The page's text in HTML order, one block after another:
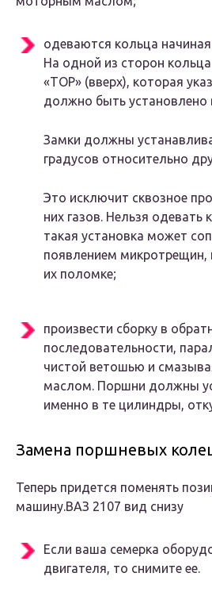
одеваются кольца
На одной из сторон
«ТОР» (вверх), которая
должно быть установлено
Замки должны
градусов относительно
Это исключит сквозное
них газов. Нельзя одевать
такая установка может
появлением микротрещин,
их поломке;
произвести сборку в
последовательности,
чистой ветошью и
маслом. Поршни должны
именно в те цилиндры,
Замена поршневых
Теперь придется поменять
машину.ВАЗ 2107 вид снизу
Если ваша семерка
двигателя, то снимите ее.